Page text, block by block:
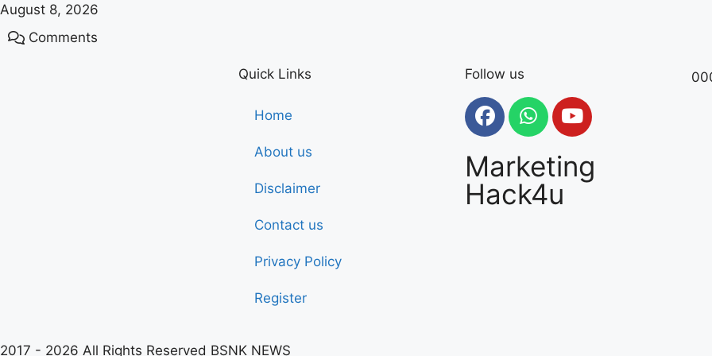
August 8, 2026
Comments
Quick Links
Home
About us
Disclaimer
Contact us
Privacy Policy
Register
Follow us
Marketing
Hack4u
2017 - 2026 All Rights Reserved BSNK NEWS